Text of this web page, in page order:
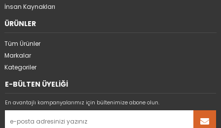
İnsan Kaynakları
ÜRÜNLER
Tüm Ürünler
Markalar
Kategoriler
E-BÜLTEN ÜYELİĞİ
En avantajlı kampanyalarımız için bültenimize abone olun.